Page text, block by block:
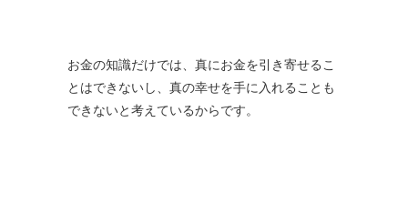
お金の知識だけでは、真にお金を引き寄せるこ
とはできないし、真の幸せを手に入れることも
できないと考えているからです。